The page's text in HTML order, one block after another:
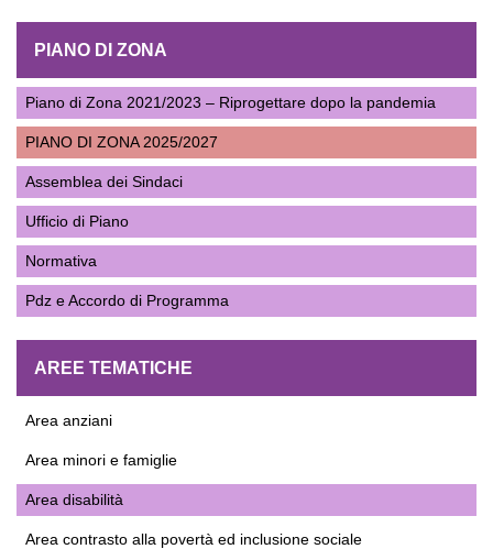
PIANO DI ZONA
Piano di Zona 2021/2023 – Riprogettare dopo la pandemia
PIANO DI ZONA 2025/2027
Assemblea dei Sindaci
Ufficio di Piano
Normativa
Pdz e Accordo di Programma
AREE TEMATICHE
Area anziani
Area minori e famiglie
Area disabilità
Area contrasto alla povertà ed inclusione sociale